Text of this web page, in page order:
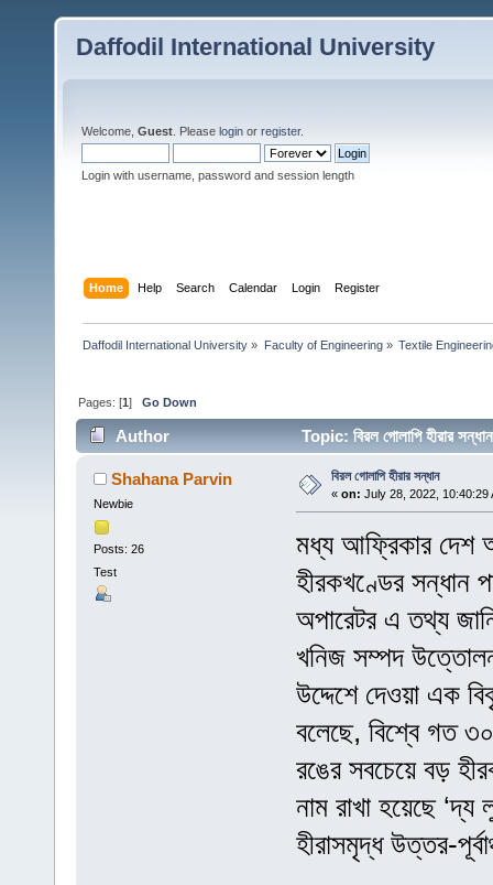
Daffodil International University
Welcome, Guest . Please login or register.
Login with username, password and session length
Home Help Search Calendar Login Register
Daffodil International University » Faculty of Engineering» Textile
Pages: [1]Go Down
Author Topic: বিরল গোলাপি হীরার
Shahana Parvin
Newbie
Posts: 26
Test
বিরল গোলাপি হীরার সন্ধান
« on: July 28, 2022, 10:40:29
মধ্য আফ্রিকার দেশ
হীরকখণ্ডের সন্ধান
অপারেটর এ তথ্য
খনিজ সম্পদ
উদ্দেশে দেওয়া এক
বলেছে, বিশ্বে গত
রঙের সবচেয়ে বড়
নাম রাখা হয়েছে
হীরাসমৃদ্ধ উত্তর-